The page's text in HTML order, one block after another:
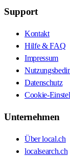
Support
Kontakt
Hilfe & FAQ
Impressum
Datenschutz
Cookie-
Unternehmen
Über local.ch
localsearch.ch